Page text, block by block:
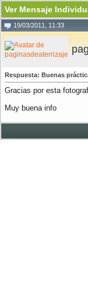
Ver Mensaje
19/03/2011, 11:33
Respuesta: Buenas
Gracias por esta
Muy buena info